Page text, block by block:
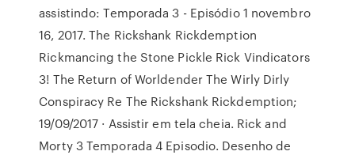
assistindo: Temporada 3 - Episódio 1 novembro
16, 2017. The Rickshank Rickdemption
Rickmancing the Stone Pickle Rick Vindicators
3! The Return of Worldender The Wirly Dirly
Conspiracy Re The Rickshank Rickdemption;
19/09/2017 · Assistir em tela cheia. Rick and
Morty 3 Temporada 4 Episodio. Desenho de